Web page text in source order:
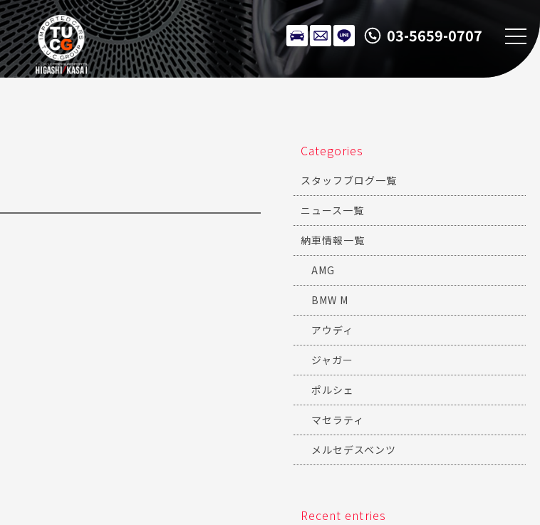
03-5659-0707
Categories
スタッフブログ一覧
ニュース一覧
納車情報一覧
AMG
BMW M
アウディ
ジャガー
ポルシェ
マセラティ
メルセデスベンツ
Recent entries